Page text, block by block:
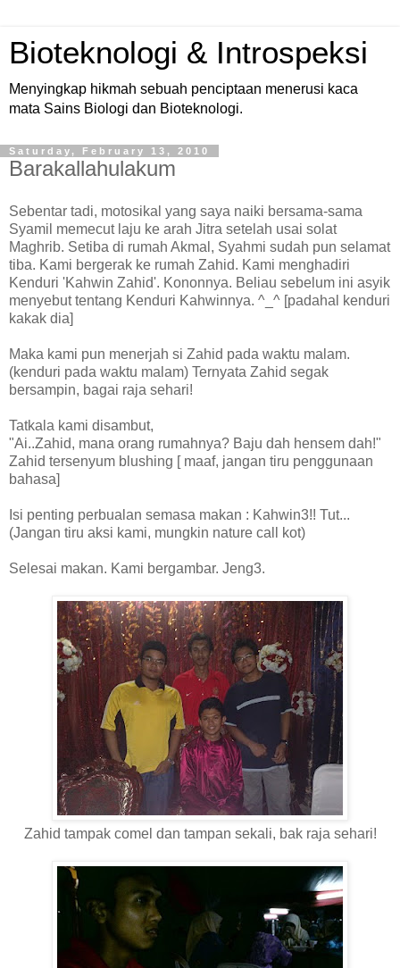
Bioteknologi & Introspeksi
Menyingkap hikmah sebuah penciptaan menerusi kaca
mata Sains Biologi dan Bioteknologi.
Saturday, February 13, 2010
Barakallahulakum
Sebentar tadi, motosikal yang saya naiki bersama-sama
Syamil memecut laju ke arah Jitra setelah usai solat
Maghrib. Setiba di rumah Akmal, Syahmi sudah pun selamat
tiba. Kami bergerak ke rumah Zahid. Kami menghadiri
Kenduri 'Kahwin Zahid'. Kononnya. Beliau sebelum ini asyik
menyebut tentang Kenduri Kahwinnya. ^_^ [padahal kenduri
kakak dia]
Maka kami pun menerjah si Zahid pada waktu malam.
(kenduri pada waktu malam) Ternyata Zahid segak
bersampin, bagai raja sehari!
Tatkala kami disambut,
"Ai..Zahid, mana orang rumahnya? Baju dah hensem dah!"
Zahid tersenyum blushing [ maaf, jangan tiru penggunaan
bahasa]
Isi penting perbualan semasa makan : Kahwin3!! Tut...
(Jangan tiru aksi kami, mungkin nature call kot)
Selesai makan. Kami bergambar. Jeng3.
Zahid tampak comel dan tampan sekali, bak raja sehari!